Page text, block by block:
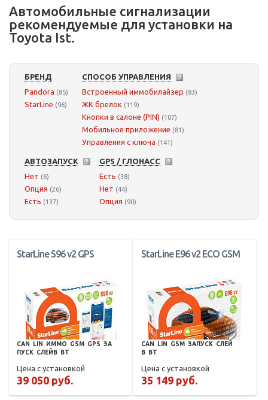
Автомобильные сигнализации
рекомендуемые для установки на
Toyota Ist.
БРЕНД
Pandora (85)
StarLine (96)
СПОСОБ УПРАВЛЕНИЯ
Встроенный иммобилайзер (83)
ЖК брелок (119)
Кнопки в салоне (PIN) (107)
Мобильное приложение (81)
Управления с ключа (141)
АВТОЗАПУСК
Нет (6)
Опция (26)
Есть (137)
GPS / ГЛОНАСС
Есть (38)
Нет (44)
Опция (90)
StarLine S96 v2 GPS
CAN LIN ИММО GSM GPS ЗА
ПУСК СЛЕЙВ BT
Цена с установкой
39 050 руб.
StarLine E96 v2 ECO GSM
CAN LIN GSM ЗАПУСК СЛЕЙ
В
BT
Цена с установкой
35 149 руб.